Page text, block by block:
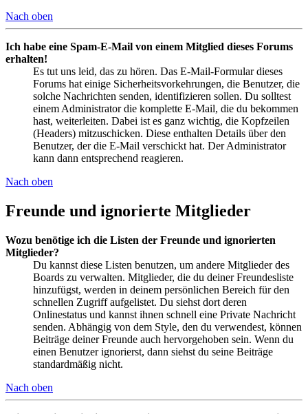
Nach oben
Ich habe eine Spam-E-Mail von einem Mitglied dieses Forums
erhalten!
Es tut uns leid, das zu hören. Das E-Mail-Formular dieses
Forums hat einige Sicherheitsvorkehrungen, die Benutzer, die
solche Nachrichten senden, identifizieren sollen. Du solltest
einem Administrator die komplette E-Mail, die du bekommen
hast, weiterleiten. Dabei ist es ganz wichtig, die Kopfzeilen
(Headers) mitzuschicken. Diese enthalten Details über den
Benutzer, der die E-Mail verschickt hat. Der Administrator
kann dann entsprechend reagieren.
Nach oben
Freunde und ignorierte Mitglieder
Wozu benötige ich die Listen der Freunde und ignorierten
Mitglieder?
Du kannst diese Listen benutzen, um andere Mitglieder des
Boards zu verwalten. Mitglieder, die du deiner Freundesliste
hinzufügst, werden in deinem persönlichen Bereich für den
schnellen Zugriff aufgelistet. Du siehst dort deren
Onlinestatus und kannst ihnen schnell eine Private Nachricht
senden. Abhängig von dem Style, den du verwendest, können
Beiträge deiner Freunde auch hervorgehoben sein. Wenn du
einen Benutzer ignorierst, dann siehst du seine Beiträge
standardmäßig nicht.
Nach oben